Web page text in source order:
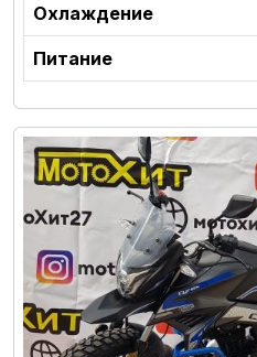
Охлаждение
Питание